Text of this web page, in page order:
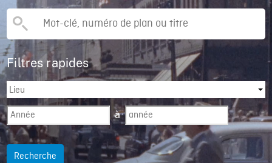
Filtres rapides
à
Recherche